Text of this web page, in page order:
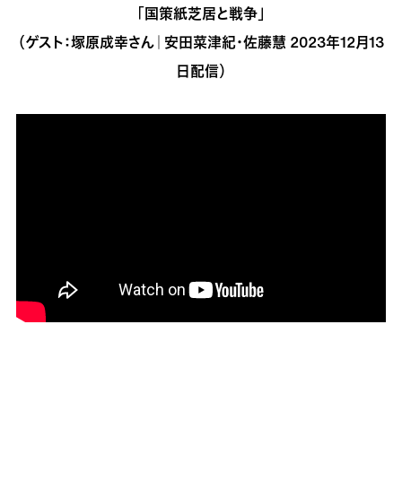
「国策紙芝居と戦争」
（ゲスト：塚原成幸さん｜安田菜津紀・佐藤慧 2023年12月13
日配信）